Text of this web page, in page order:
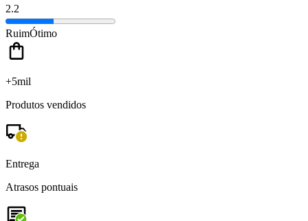
2.2
RuimÓtimo
+5mil
Produtos vendidos
Entrega
Atrasos pontuais